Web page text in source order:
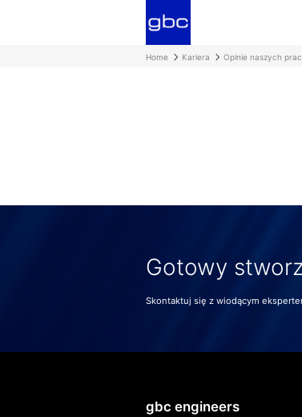
Home Kariera Opinie naszych
Gotowy
Skontaktuj się z wiodącym
gbc engineers